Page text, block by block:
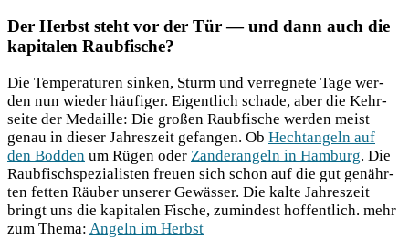
Der Herbst steht vor der Tür — und dann auch die
kapitalen Raubfische?
Die Tem­pe­ra­tu­ren sin­ken, Sturm und ver­reg­ne­te Tage wer­
den nun wie­der häu­fi­ger. Eigent­lich scha­de, aber die Kehr­
sei­te der Medail­le: Die gro­ßen Raub­fi­sche wer­den meist
genau in die­ser Jah­res­zeit gefan­gen. Ob Hecht­an­geln auf
den Bod­den um Rügen oder Zan­der­an­geln in Ham­burg. Die
Raub­fisch­spe­zia­lis­ten freu­en sich schon auf die gut genähr­
ten fet­ten Räu­ber unse­rer Gewäs­ser. Die kal­te Jah­res­zeit
bringt uns die kapi­ta­len Fische, zumin­dest hof­fent­lich. mehr
zum The­ma: Angeln im Herbst